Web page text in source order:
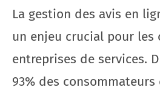
La gestion des avis en
un enjeu crucial pour les
entreprises de services.
93% des